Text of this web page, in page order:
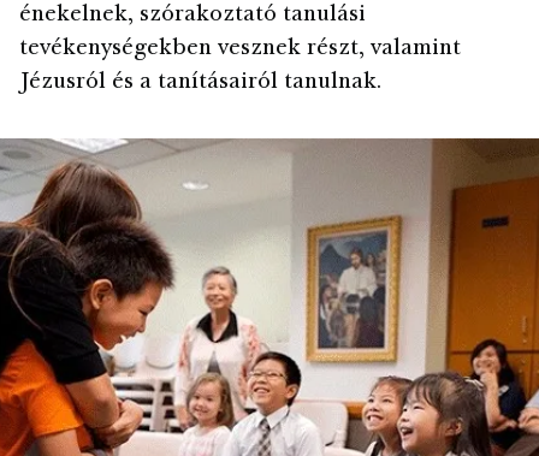
énekelnek, szórakoztató tanulási
tevékenységekben vesznek részt, valamint
Jézusról és a tanításairól tanulnak.